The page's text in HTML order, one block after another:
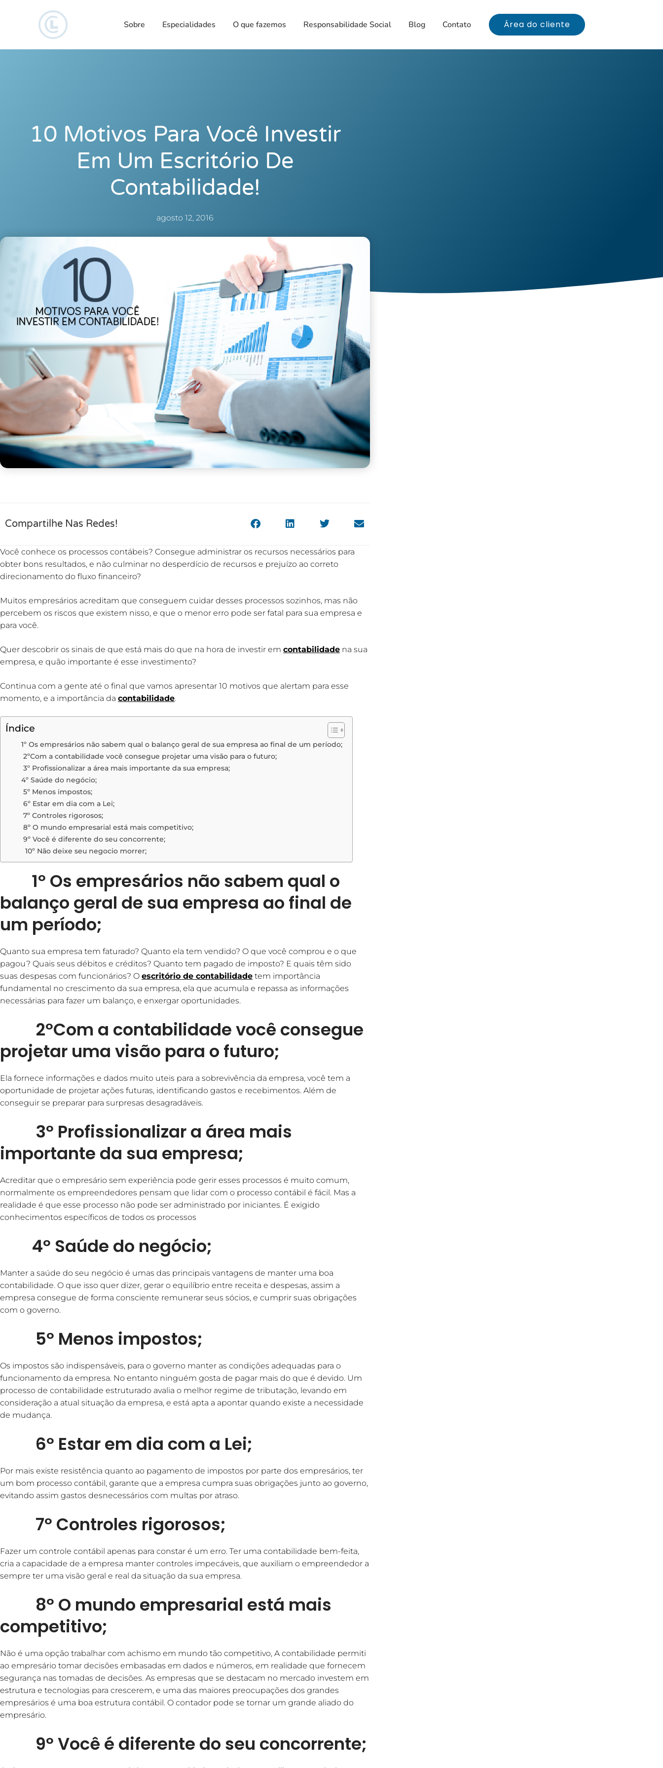
Sobre Especialidades O que fazemos Responsabilidade Social Blog Contato Área do cliente
10 Motivos Para Você Investir
Em Um Escritório De
Contabilidade!
agosto 12, 2016
Compartilhe Nas Redes!
Você conhece os processos contábeis? Consegue administrar os recursos necessários para
obter bons resultados, e não culminar no desperdício de recursos e prejuízo ao correto
direcionamento do fluxo financeiro?
Muitos empresários acreditam que conseguem cuidar desses processos sozinhos, mas não
percebem os riscos que existem nisso, e que o menor erro pode ser fatal para sua empresa e
para você.
Quer descobrir os sinais de que está mais do que na hora de investir em contabilidade na sua
empresa, e quão importante é esse investimento?
Continua com a gente até o final que vamos apresentar 10 motivos que alertam para esse
momento, e a importância da contabilidade.
Índice
1º Os empresários não sabem qual o balanço geral de sua empresa ao final de um período;
2ºCom a contabilidade você consegue projetar uma visão para o futuro;
3º Profissionalizar a área mais importante da sua empresa;
4º Saúde do negócio;
5º Menos impostos;
6º Estar em dia com a Lei;
7º Controles rigorosos;
8º O mundo empresarial está mais competitivo;
9º Você é diferente do seu concorrente;
10º Não deixe seu negocio morrer;
1º Os empresários não sabem qual o
balanço geral de sua empresa ao final de
um período;
Quanto sua empresa tem faturado? Quanto ela tem vendido? O que você comprou e o que
pagou? Quais seus débitos e créditos? Quanto tem pagado de imposto? E quais têm sido
suas despesas com funcionários? O escritório de contabilidade tem importância
fundamental no crescimento da sua empresa, ela que acumula e repassa as informações
necessárias para fazer um balanço, e enxergar oportunidades.
2ºCom a contabilidade você consegue
projetar uma visão para o futuro;
Ela fornece informações e dados muito uteis para a sobrevivência da empresa, você tem a
oportunidade de projetar ações futuras, identificando gastos e recebimentos. Além de
conseguir se preparar para surpresas desagradáveis.
3º Profissionalizar a área mais
importante da sua empresa;
Acreditar que o empresário sem experiência pode gerir esses processos é muito comum,
normalmente os empreendedores pensam que lidar com o processo contábil é fácil. Mas a
realidade é que esse processo não pode ser administrado por iniciantes. É exigido
conhecimentos específicos de todos os processos
4º Saúde do negócio;
Manter a saúde do seu negócio é umas das principais vantagens de manter uma boa
contabilidade. O que isso quer dizer, gerar o equilíbrio entre receita e despesas, assim a
empresa consegue de forma consciente remunerar seus sócios, e cumprir suas obrigações
com o governo.
5º Menos impostos;
Os impostos são indispensáveis, para o governo manter as condições adequadas para o
funcionamento da empresa. No entanto ninguém gosta de pagar mais do que é devido. Um
processo de contabilidade estruturado avalia o melhor regime de tributação, levando em
consideração a atual situação da empresa, e está apta a apontar quando existe a necessidade
de mudança.
6º Estar em dia com a Lei;
Por mais existe resistência quanto ao pagamento de impostos por parte dos empresários, ter
um bom processo contábil, garante que a empresa cumpra suas obrigações junto ao governo,
evitando assim gastos desnecessários com multas por atraso.
7º Controles rigorosos;
Fazer um controle contábil apenas para constar é um erro. Ter uma contabilidade bem-feita,
cria a capacidade de a empresa manter controles impecáveis, que auxiliam o empreendedor a
sempre ter uma visão geral e real da situação da sua empresa.
8º O mundo empresarial está mais
competitivo;
Não é uma opção trabalhar com achismo em mundo tão competitivo, A contabilidade permiti
ao empresário tomar decisões embasadas em dados e números, em realidade que fornecem
segurança nas tomadas de decisões. As empresas que se destacam no mercado investem em
estrutura e tecnologias para crescerem, e uma das maiores preocupações dos grandes
empresários é uma boa estrutura contábil. O contador pode se tornar um grande aliado do
empresário.
9º Você é diferente do seu concorrente;